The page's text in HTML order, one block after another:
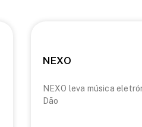
NEXO
NEXO leva música
Dão